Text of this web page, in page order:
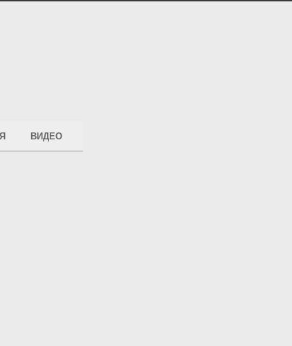
ВИДЕО